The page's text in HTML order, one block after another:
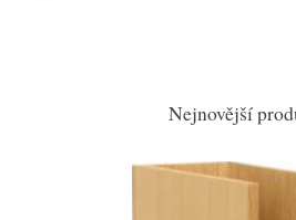
Nejnovější